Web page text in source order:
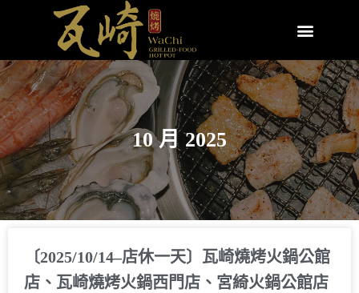
10 月 2025
〔2025/10/14–店休一天〕瓦崎燒烤火鍋公館
店、瓦崎燒烤火鍋西門店、宮綺火鍋公館店